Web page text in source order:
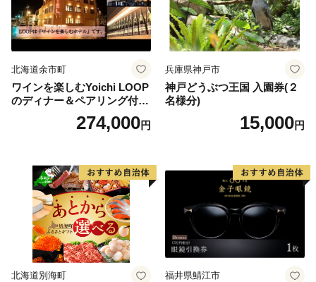
北海道余市町
ワインを楽しむYoichi LOOP
のディナー＆ペアリング付宿
泊プラン＜デラックスツイン
274,000円
兵庫県神戸市
神戸どうぶつ王国 入園券(２
名様分)
15,000円
北海道別海町 福井県鯖江市